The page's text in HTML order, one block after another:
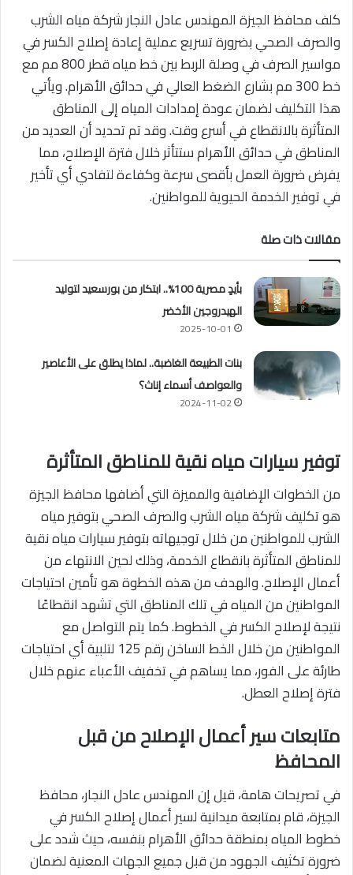
كلف محافظ الجيزة المهندس عادل النجار شركة مياه الشرب
والصرف الصحي بضرورة تسريع عملية إعادة إصلاح الكسر في
مواسير الصرف في وصلة الربط بين خط مياه قطر 800 مم مع
خط 300 مم بشارع الضغط العالي في حدائق الأهرام. ويأتي
هذا التكليف لضمان عودة إمدادات المياه إلى المناطق
المتأثرة بالانقطاع في أسرع وقت. وقد تم تحديد أن العديد من
المناطق في حدائق الأهرام ستتأثر خلال فترة الإصلاح، مما
يفرض ضرورة العمل بأقصى سرعة وكفاءة لتفادي أي تأخير
في توفير الخدمة الحيوية للمواطنين.
مقالات ذات صلة
بأيدٍ مصرية 100%.. ابتكار من بورسعيد لتوليد
الهيدروجين الأخضر
2025-10-01
بنات الطبيعة الغاضبة.. لماذا يطلق على الأعاصير
والعواصف أسماء إناث؟
2024-11-02
توفير سيارات مياه نقية للمناطق المتأثرة
من الخطوات الإضافية والمميزة التي أضافها محافظ الجيزة
هو تكليف شركة مياه الشرب والصرف الصحي بتوفير مياه
الشرب للمواطنين من خلال توجيهاته بتوفير سيارات مياه نقية
للمناطق المتأثرة بانقطاع الخدمة، وذلك لحين الانتهاء من
أعمال الإصلاح. والهدف من هذه الخطوة هو تأمين احتياجات
المواطنين من المياه في تلك المناطق التي تشهد انقطاعًا
نتيجة لإصلاح الكسر في الخطوط. كما يتم التواصل مع
المواطنين من خلال الخط الساخن رقم 125 لتلبية أي احتياجات
طارئة على الفور، مما يساهم في تخفيف الأعباء عنهم خلال
فترة إصلاح العطل.
متابعات سير أعمال الإصلاح من قبل
المحافظ
في تصريحات هامة، قيل إن المهندس عادل النجار، محافظ
الجيزة، قام بمتابعة ميدانية لسير أعمال إصلاح الكسر في
خطوط المياه بمنطقة حدائق الأهرام بنفسه، حيث شدد على
ضرورة تكثيف الجهود من قبل جميع الجهات المعنية لضمان